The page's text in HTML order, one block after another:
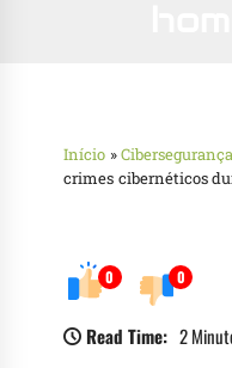
Início »Cibersegurança
crimes cibernéticos
0 0
Read Time: 2